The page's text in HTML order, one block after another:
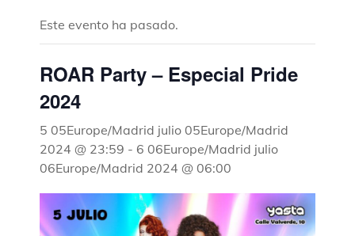
Este evento ha pasado.
ROAR Party – Especial Pride
2024
5 05Europe/Madrid julio 05Europe/Madrid
2024 @ 23:59 - 6 06Europe/Madrid julio
06Europe/Madrid 2024 @ 06:00